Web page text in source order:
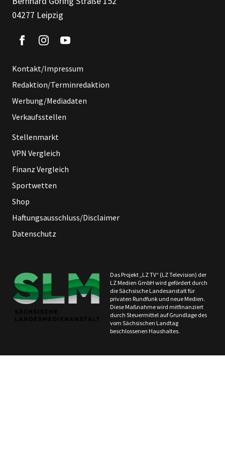
04277 Leipzig
Kontakt/Impressum
Redaktion/Terminredaktion
Werbung/Mediadaten
Verkaufsstellen
Stellenmarkt
VPN Vergleich
Finanz Vergleich
Sportwetten
Shop
Haftungsausschluss/Disclaimer
Datenschutz
Das Projekt „LZ TV“ (LZ Television) der
LZ Medien GmbH wird gefördert durch
die Sächsische Landesanstalt für
privaten Rundfunk und neue Medien.
Diese Maßnahme wird mitfinanziert
durch Steuermittel auf Grundlage des
vom Sächsischen Landtag
beschlossenen Haushaltes.